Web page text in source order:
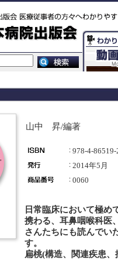
山中 昇/編著
978-4-
2014年5月
0060
日常臨床において極め
携わる、耳鼻咽喉科医
さんたちにも読んでい
す。
扁桃(構造、関連疾患